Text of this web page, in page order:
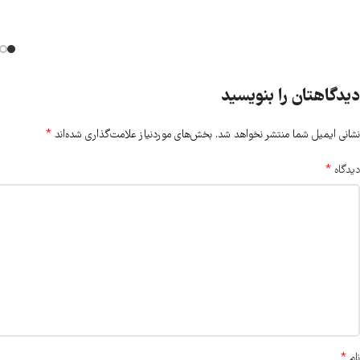
دیدگاهتان را بنویسید
نشانی ایمیل شما منتشر نخواهد شد. بخش‌های موردنیاز علامت‌گذاری شده‌اند *
دیدگاه *